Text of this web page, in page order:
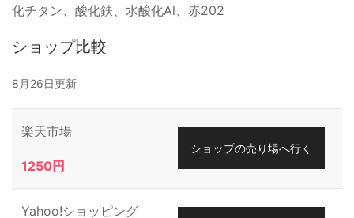
化チタン、酸化鉄、水酸化Al、赤202
ショップ比較
8月26日更新
楽天市場
1250円
ショップの売り場へ行く
Yahoo!ショッピング